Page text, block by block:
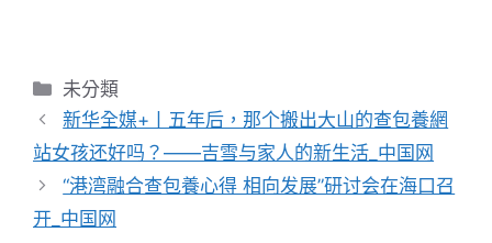
分
類
未分類
新华全媒+丨五年后，那个搬出大山的查包養網
站女孩还好吗？——吉雪与家人的新生活_中国网
“港湾融合查包養心得 相向发展”研讨会在海口召
开_中国网